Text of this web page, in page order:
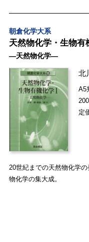
朝倉化学大系
天然物化学・生物有
―天然物化学―
北
A5
定
20世紀までの天然物化学
物化学の集大成。